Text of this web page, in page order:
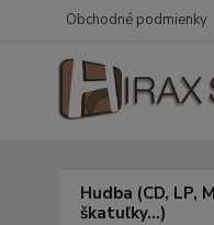
Obchodné podmienky
Hudba (CD, LP,
škatuľky...)